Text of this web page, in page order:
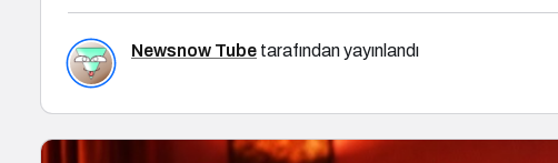
Newsnow Tube tarafından yayınlandı